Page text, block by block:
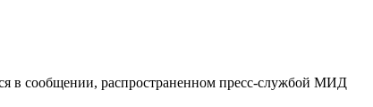
в сообщении, распространенном пресс-службой МИД